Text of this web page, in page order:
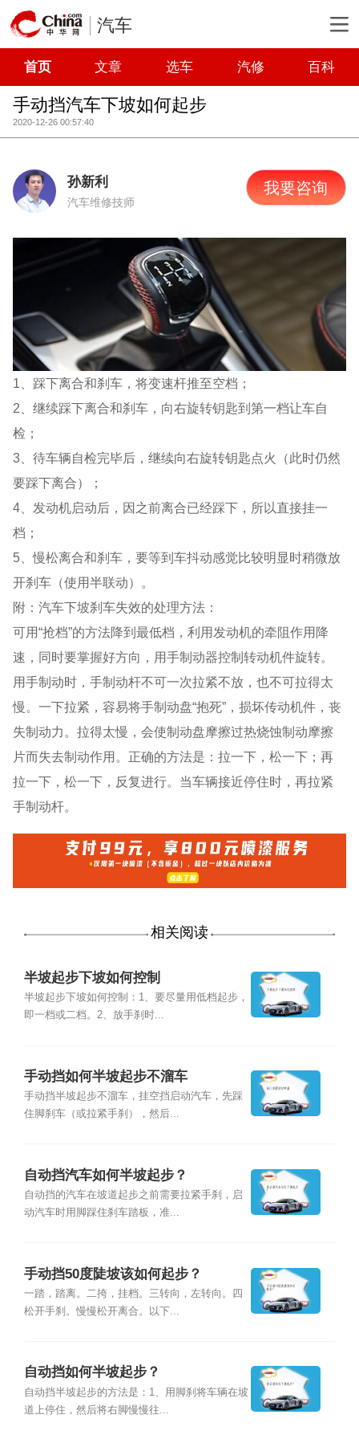
汽车
首页 文章 选车 汽修 百科
手动挡汽车下坡如何起步
2020-12-26 00:57:40
孙新利
汽车维修技师
我要咨询
1、踩下离合和刹车，将变速杆推至空档；
2、继续踩下离合和刹车，向右旋转钥匙到第一档让车自
检；
3、待车辆自检完毕后，继续向右旋转钥匙点火（此时仍然
要踩下离合）；
4、发动机启动后，因之前离合已经踩下，所以直接挂一
档；
5、慢松离合和刹车，要等到车抖动感觉比较明显时稍微放
开刹车（使用半联动）。
附：汽车下坡刹车失效的处理方法：
可用“抢档”的方法降到最低档，利用发动机的牵阻作用降
速，同时要掌握好方向，用手制动器控制转动机件旋转。
用手制动时，手制动杆不可一次拉紧不放，也不可拉得太
慢。一下拉紧，容易将手制动盘“抱死”，损坏传动机件，丧
失制动力。拉得太慢，会使制动盘摩擦过热烧蚀制动摩擦
片而失去制动作用。正确的方法是：拉一下，松一下；再
拉一下，松一下，反复进行。当车辆接近停住时，再拉紧
手制动杆。
相关阅读
半坡起步下坡如何控制
半坡起步下坡如何控制：1、要尽量用低档起步，
即一档或二档。2、放手刹时...
手动挡如何半坡起步不溜车
手动挡半坡起步不溜车，挂空挡启动汽车，先踩
住脚刹车（或拉紧手刹），然后...
自动挡汽车如何半坡起步？
自动挡的汽车在坡道起步之前需要拉紧手刹，启
动汽车时用脚踩住刹车踏板，准...
手动挡50度陡坡该如何起步？
一踏，踏离。二挎，挂档。三转向，左转向。四
松开手刹。慢慢松开离合。以下...
自动挡如何半坡起步？
自动挡半坡起步的方法是：1、用脚刹将车辆在坡
道上停住，然后将右脚慢慢往...